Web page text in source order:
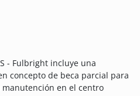
- Fulbright incluye una
concepto de beca parcial para
en el centro